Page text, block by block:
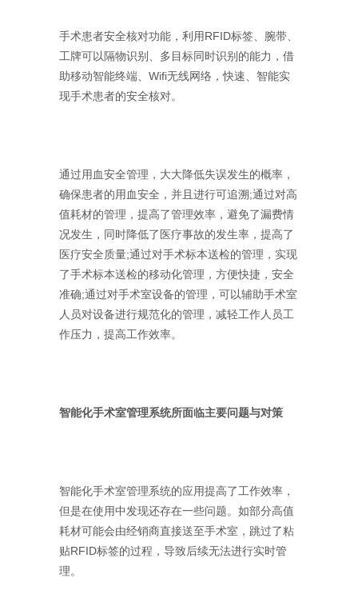
手术患者安全核对功能，利用RFID标签、腕带、
工牌可以隔物识别、多目标同时识别的能力，借
助移动智能终端、Wifi无线网络，快速、智能实
现手术患者的安全核对。
通过用血安全管理，大大降低失误发生的概率，
确保患者的用血安全，并且进行可追溯;通过对高
值耗材的管理，提高了管理效率，避免了漏费情
况发生，同时降低了医疗事故的发生率，提高了
医疗安全质量;通过对手术标本送检的管理，实现
了手术标本送检的移动化管理，方便快捷，安全
准确;通过对手术室设备的管理，可以辅助手术室
人员对设备进行规范化的管理，减轻工作人员工
作压力，提高工作效率。
智能化手术室管理系统所面临主要问题与对策
智能化手术室管理系统的应用提高了工作效率，
但是在使用中发现还存在一些问题。如部分高值
耗材可能会由经销商直接送至手术室，跳过了粘
贴RFID标签的过程，导致后续无法进行实时管
理。